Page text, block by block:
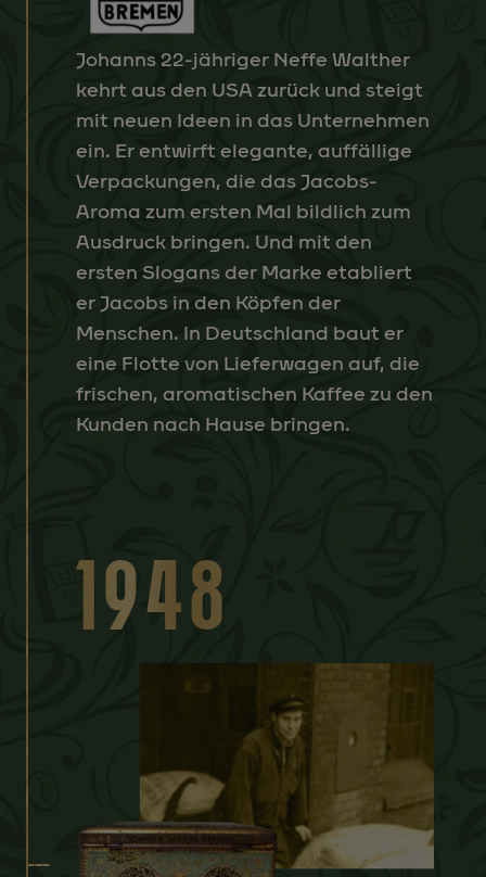
Johanns 22-jähriger Neffe Walther
kehrt aus den USA zurück und steigt
mit neuen Ideen in das Unternehmen
ein. Er entwirft elegante, auffällige
Verpackungen, die das Jacobs-
Aroma zum ersten Mal bildlich zum
Ausdruck bringen. Und mit den
ersten Slogans der Marke etabliert
er Jacobs in den Köpfen der
Menschen. In Deutschland baut er
eine Flotte von Lieferwagen auf, die
frischen, aromatischen Kaffee zu den
Kunden nach Hause bringen.
1948